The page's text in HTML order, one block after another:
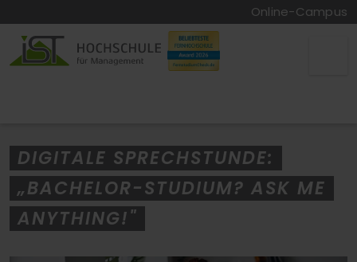
Online-Campus
DIGITALE SPRECHSTUNDE:
„BACHELOR-STUDIUM? ASK ME
ANYTHING!"